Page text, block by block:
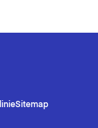
Sitemap